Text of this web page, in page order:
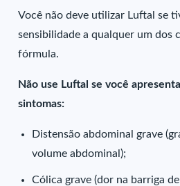
Você não deve utilizar Luftal se
sensibilidade a qualquer um dos
fórmula.
Não use Luftal se você
sintomas:
Distensão abdominal grave
volume abdominal);
Cólica grave (dor na barriga